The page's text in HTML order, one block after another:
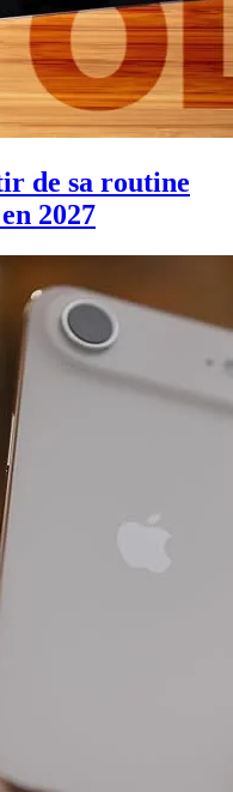
de sa routine
2027